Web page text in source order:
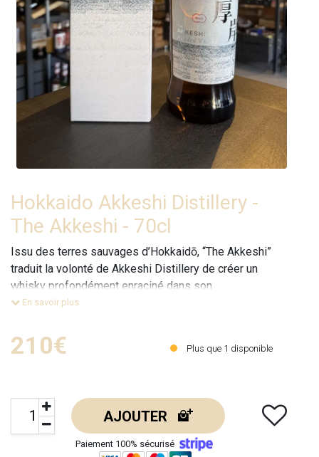
Hokkaido Akkeshi Distillery -
The Akkeshi - 70cl
Issu des terres sauvages d’Hokkaidō, “The Akkeshi”
traduit la volonté de Akkeshi Distillery de créer un
whisky profondément enraciné dans son
environnement. Inspirée par les grands whiskies
singulière, façonnée par un climat marin et des
conditions extrêmes.
En savoir plus
210€ Plus que 1 disponible
AJOUTER
Paiement 100% sécurisé